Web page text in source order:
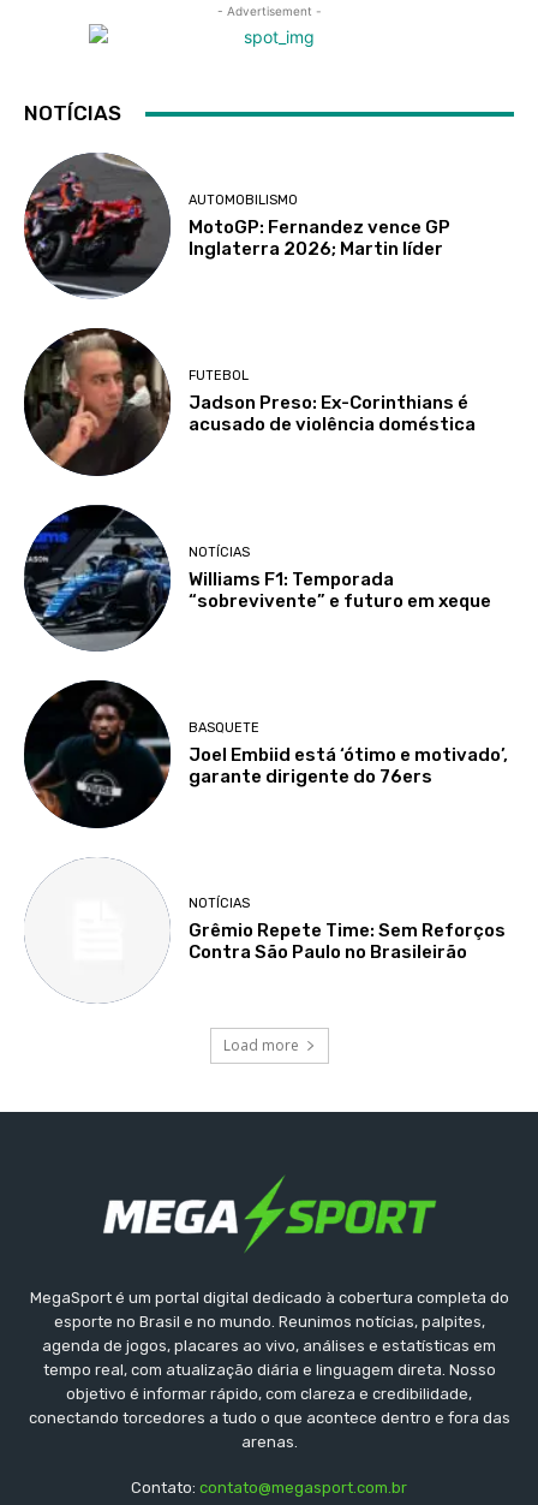
- Advertisement -
NOTÍCIAS
AUTOMOBILISMO
MotoGP: Fernandez vence GP
Inglaterra 2026; Martin líder
FUTEBOL
Jadson Preso: Ex-Corinthians é
acusado de violência doméstica
NOTÍCIAS
Williams F1: Temporada
“sobrevivente” e futuro em xeque
BASQUETE
Joel Embiid está ‘ótimo e motivado’,
garante dirigente do 76ers
NOTÍCIAS
Grêmio Repete Time: Sem Reforços
Contra São Paulo no Brasileirão
Load more
MegaSport é um portal digital dedicado à cobertura completa do
esporte no Brasil e no mundo. Reunimos notícias, palpites,
agenda de jogos, placares ao vivo, análises e estatísticas em
tempo real, com atualização diária e linguagem direta. Nosso
objetivo é informar rápido, com clareza e credibilidade,
conectando torcedores a tudo o que acontece dentro e fora das
arenas.
Contato: contato@megasport.com.br